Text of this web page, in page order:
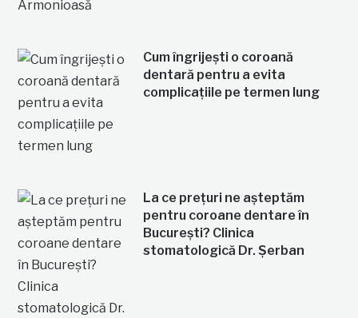
Cum îngrijești o coroană
dentară pentru a evita
complicațiile pe termen lung
La ce prețuri ne așteptăm
pentru coroane dentare în
București? Clinica
stomatologică Dr. Șerban